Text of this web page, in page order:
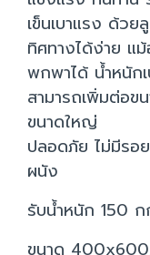
เข็นเบาแรง ด้ว
ทิศทางได้ง่าย แ
พกพาได้ น้ำหนักเ
สามารถเพิ่มต่อข
ขนาดใหญ่
ปลอดภัย ไม่มีรอ
ผนัง
รับน้ำหนัก 150 ก
ขนาด